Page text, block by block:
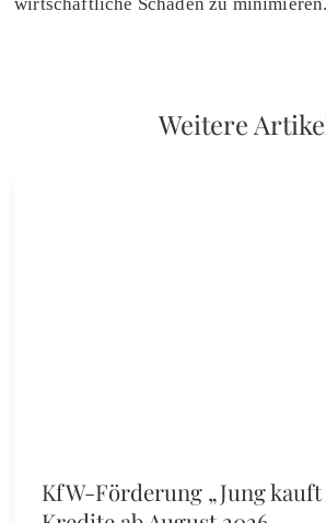
Weitere
KfW-Förderung „Jung kauft